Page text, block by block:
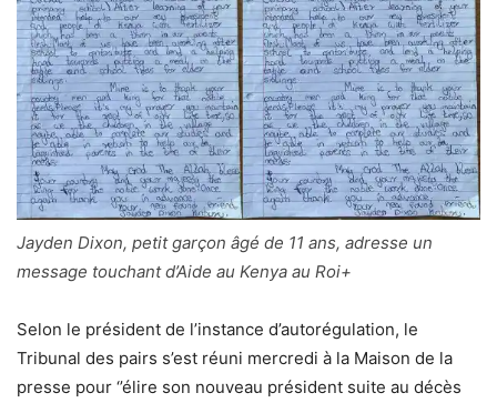
Jayden Dixon, petit garçon âgé de 11 ans, adresse un
message touchant d’Aide au Kenya au Roi+
Selon le président de l’instance d’autorégulation, le
Tribunal des pairs s’est réuni mercredi à la Maison de la
presse pour ‘’élire son nouveau président suite au décès